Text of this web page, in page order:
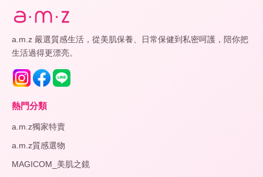
a.m.z 嚴選質感生活，從美肌保養、日常保健到私密呵護，陪你把
生活過得更漂亮。
熱門分類
a.m.z獨家特賣
a.m.z質感選物
MAGICOM_美肌之鏡